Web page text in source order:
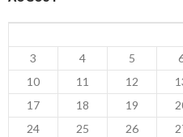
3
4 5
10
11 12
17
18 19
24
25 26